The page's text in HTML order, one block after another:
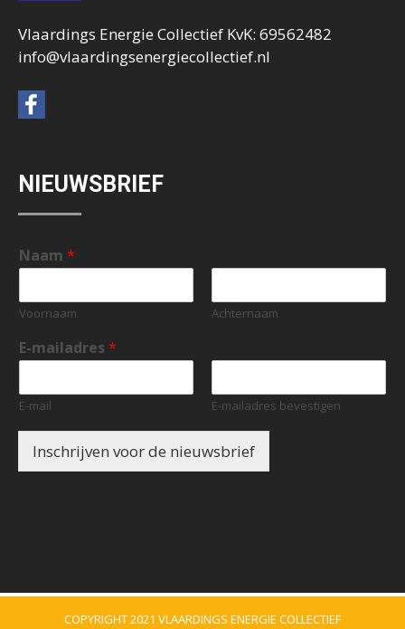
Vlaardings Energie Collectief KvK: 69562482
info@vlaardingsenergiecollectief.nl
NIEUWSBRIEF
Naam *
Voornaam Achternaam
E-mailadres *
E-mail E-mailadres bevestigen
Inschrijven voor de nieuwsbrief
COPYRIGHT 2021 VLAARDINGS ENERGIE COLLECTIEF